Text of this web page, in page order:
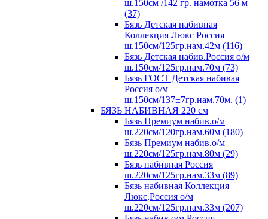
ш.150см /142 гр. намотка 56 м
(37)
Бязь Детская набивная
Коллекция Люкс Россия
ш.150см/125гр.нам.42м (116)
Бязь Детская набив.Россия о/м
ш.150см/125гр.нам.70м (73)
Бязь ГОСТ Детская набивая
Россия о/м
ш.150см/137±7гр.нам.70м. (1)
БЯЗЬ НАБИВНАЯ 220 см
Бязь Премиум набив.о/м
ш.220см/120гр.нам.60м (180)
Бязь Премиум набив.о/м
ш.220см/125гр.нам.80м (29)
Бязь набивная Россия
ш.220см/125гр.нам.33м (89)
Бязь набивная Коллекция
Люкс,Россия о/м
ш.220см/125гр.нам.33м (207)